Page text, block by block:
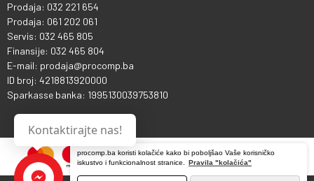
procomp.ba koristi kolačiće kako bi poboljšao Vaše korisničko
iskustvo i funkcionalnost stranice.
Pravila "kolačića"
Prodaja: 032 221 654
Prodaja: 061 202 061
Servis: 032 465 805
Finansije: 032 465 804
E-mail: prodaja@procomp.ba
ID broj: 4218813920000
Sparkasse banka: 1995130039753810
Kontaktirajte nas!